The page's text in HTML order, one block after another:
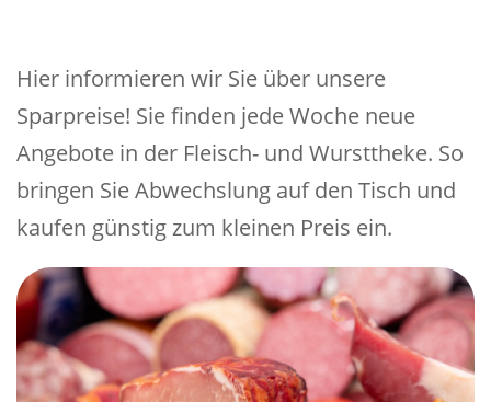
Hier informieren wir Sie über unsere
Sparpreise! Sie finden jede Woche neue
Angebote in der Fleisch- und Wursttheke. So
bringen Sie Abwechslung auf den Tisch und
kaufen günstig zum kleinen Preis ein.